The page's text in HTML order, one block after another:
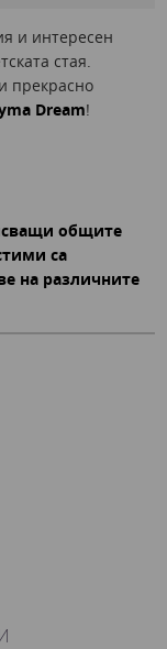
и интересен
стая.
прекрасно
Dream!
общите
са
на различните